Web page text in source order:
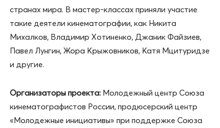
странах мира. В мастер-классах приняли участие
такие деятели кинематографии, как Никита
Михалков, Владимир Хотиненко, Джаник Файзиев,
Павел Лунгин, Жора Крыжовников, Катя Мцитуридзе
и другие.
Организаторы проекта: Молодежный центр Союза
кинематографистов России, продюсерский центр
«Молодежные инициативы» при поддержке Союза